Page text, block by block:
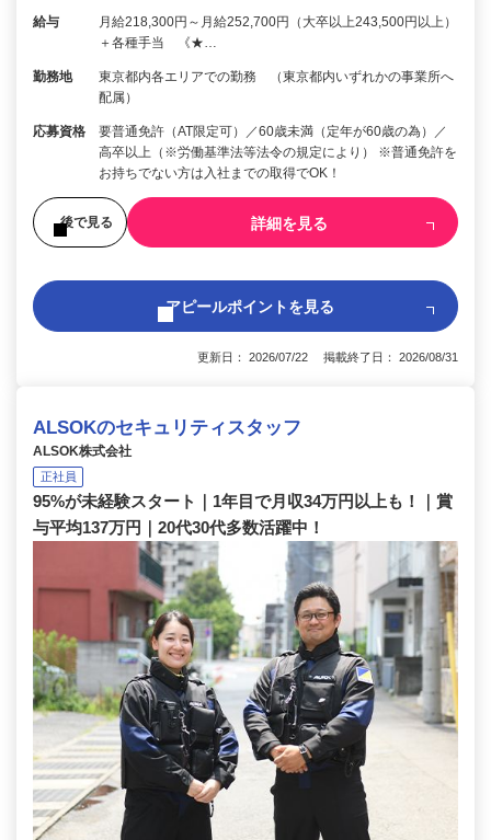
給与
月給218,300円～月給252,700円（大卒以上243,500円以上）
＋各種手当 《★…
勤務地
東京都内各エリアでの勤務 （東京都内いずれかの事業所へ
配属）
応募資格
要普通免許（AT限定可）／60歳未満（定年が60歳の為）／
高卒以上（※労働基準法等法令の規定により） ※普通免許を
お持ちでない方は入社までの取得でOK！
後で見る 詳細を見る
アピールポイントを見る
更新日： 2026/07/22 掲載終了日： 2026/08/31
ALSOKのセキュリティスタッフ
ALSOK株式会社
正社員
95%が未経験スタート｜1年目で月収34万円以上も！｜賞
与平均137万円｜20代30代多数活躍中！